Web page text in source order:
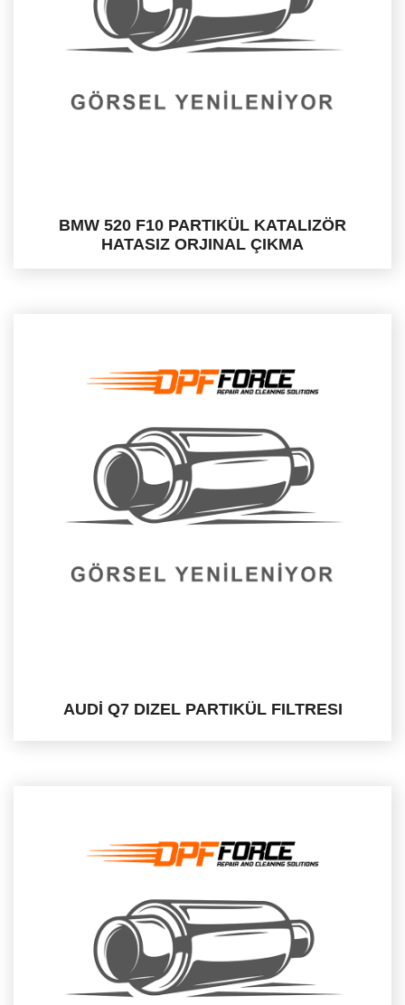
BMW 520 F10 PARTIKÜL KATALIZÖR
HATASIZ ORJINAL ÇIKMA
AUDİ Q7 DIZEL PARTIKÜL FILTRESI